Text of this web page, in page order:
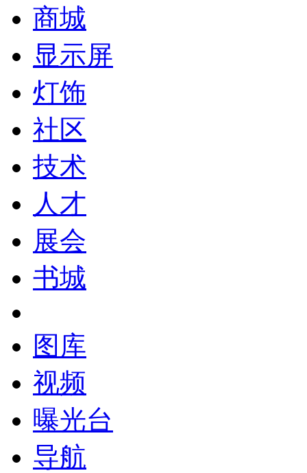
商城
显示屏
灯饰
社区
技术
人才
展会
书城
图库
视频
曝光台
导航